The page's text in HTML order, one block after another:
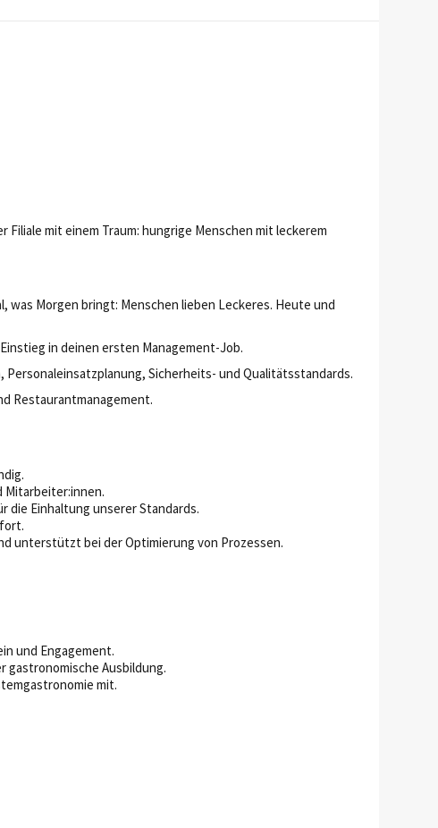
mit einem Traum: hungrige Menschen mit leckerem
Morgen bringt: Menschen lieben Leckeres. Heute und
in deinen ersten Management-Job.
Sicherheits- und Qualitätsstandards.
Restaurantmanagement.
Mitarbeiter:innen.
die Einhaltung unserer Standards.
unterstützt bei der Optimierung von Prozessen.
und Engagement.
gastronomische Ausbildung.
mit.